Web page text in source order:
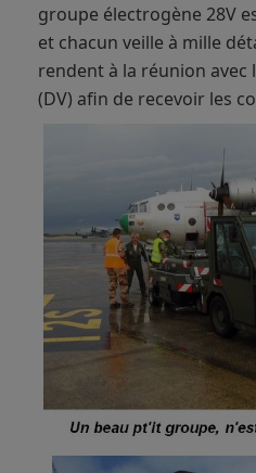
groupe électrogène 28V
et chacun veille à mille
rendent à la réunion avec
(DV) afin de recevoir les